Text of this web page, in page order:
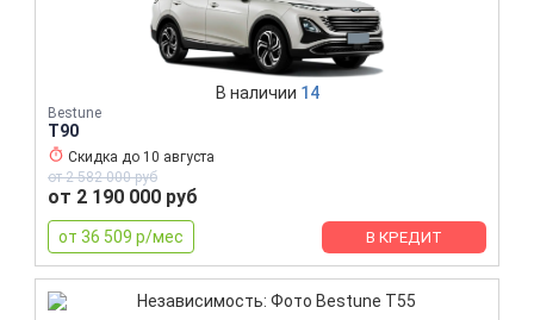
Bestune
T90
В наличии 14
Скидка до 10 августа
от 2 582 000 руб
от 2 190 000 руб
от 36 509 р/мес В КРЕДИТ